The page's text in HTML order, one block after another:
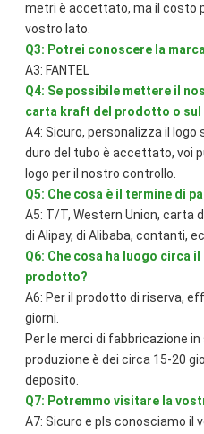
metri è accettato, ma il costo
vostro lato.
Q3: Potrei conoscere la
A3: FANTEL
Q4: Se possibile mettere il
carta kraft del prodotto o
A4: Sicuro, personalizza il
duro del tubo è accettato, voi
logo per il nostro controllo.
Q5: Che cosa è il termine di
A5: T/T, Western Union, carta
di Alipay, di Alibaba, contanti,
Q6: Che cosa ha luogo circa
prodotto?
A6: Per il prodotto di riserva,
giorni.
Per le merci di fabbricazione
produzione è dei circa 15-20
deposito.
Q7: Potremmo visitare la
A7: Sicuro e pls conosciamo il